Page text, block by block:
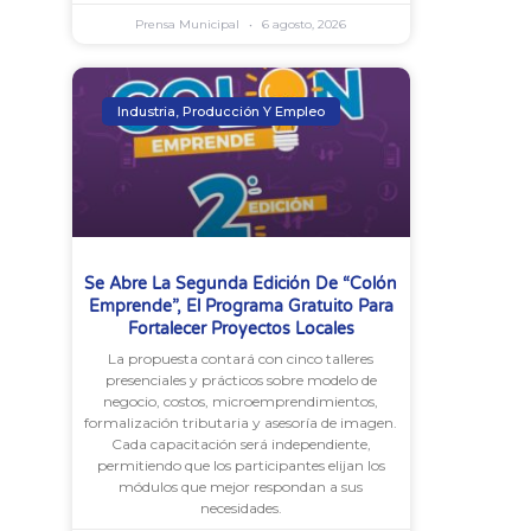
Prensa Municipal 6 agosto, 2026
Industria, Producción Y Empleo
Se Abre La Segunda Edición De “Colón
Emprende”, El Programa Gratuito Para
Fortalecer Proyectos Locales
La propuesta contará con cinco talleres
presenciales y prácticos sobre modelo de
negocio, costos, microemprendimientos,
formalización tributaria y asesoría de imagen.
Cada capacitación será independiente,
permitiendo que los participantes elijan los
módulos que mejor respondan a sus
necesidades.